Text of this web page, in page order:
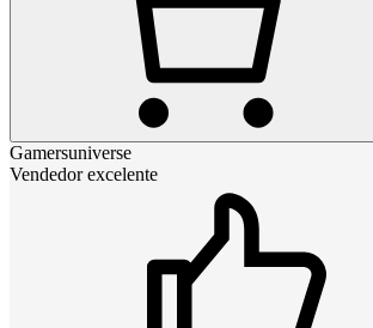
Gamersuniverse
Vendedor excelente